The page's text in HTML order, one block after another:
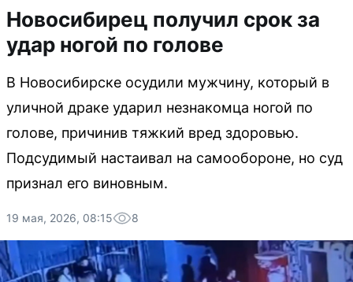
Новосибирец получил срок за
удар ногой по голове
В Новосибирске осудили мужчину, который в
уличной драке ударил незнакомца ногой по
голове, причинив тяжкий вред здоровью.
Подсудимый настаивал на самообороне, но суд
признал его виновным.
19 мая, 2026, 08:15 8